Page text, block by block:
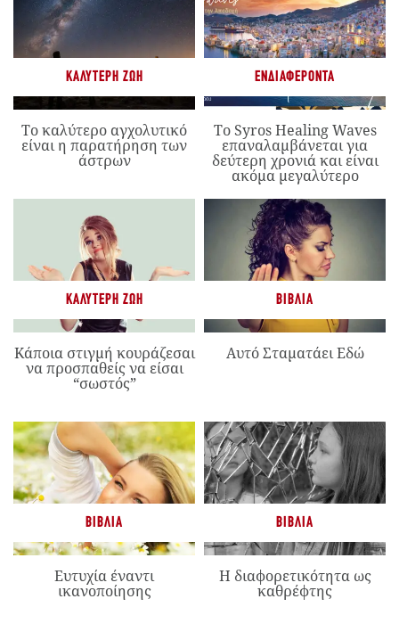
ΚΑΛΎΤΕΡΗ ΖΩΉ
Το καλύτερο αγχολυτικό
είναι η παρατήρηση των
άστρων
ΕΝΔΙΑΦΈΡΟΝΤΑ
Το Syros Healing Waves
επαναλαμβάνεται για
δεύτερη χρονιά και είναι
ακόμα μεγαλύτερο
ΚΑΛΎΤΕΡΗ ΖΩΉ
Κάποια στιγμή κουράζεσαι
να προσπαθείς να είσαι
“σωστός”
ΒΙΒΛΊΑ
Αυτό Σταματάει Εδώ
ΒΙΒΛΊΑ
Ευτυχία έναντι
ικανοποίησης
ΒΙΒΛΊΑ
Η διαφορετικότητα ως
καθρέφτης